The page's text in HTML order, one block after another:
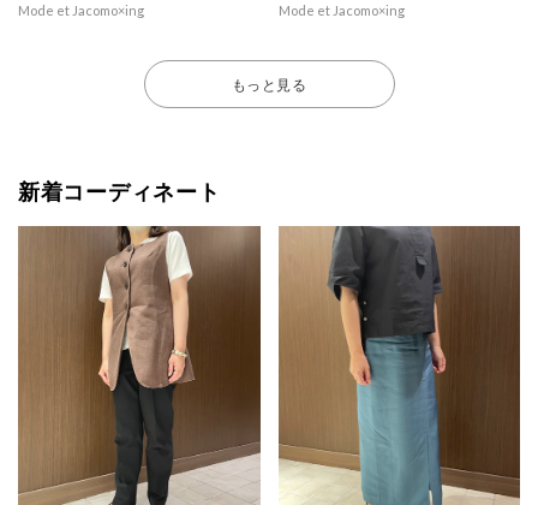
Mode et Jacomo×ing Mode et Jacomo×ing
もっと見る
新着コーディネート